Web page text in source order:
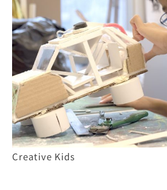
Creative Kids